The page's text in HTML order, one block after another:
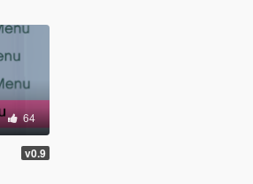
64
v0.9